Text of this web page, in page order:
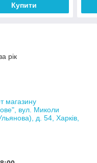
Купити
рік
магазину
вул. Миколи
д. 54, Харків,